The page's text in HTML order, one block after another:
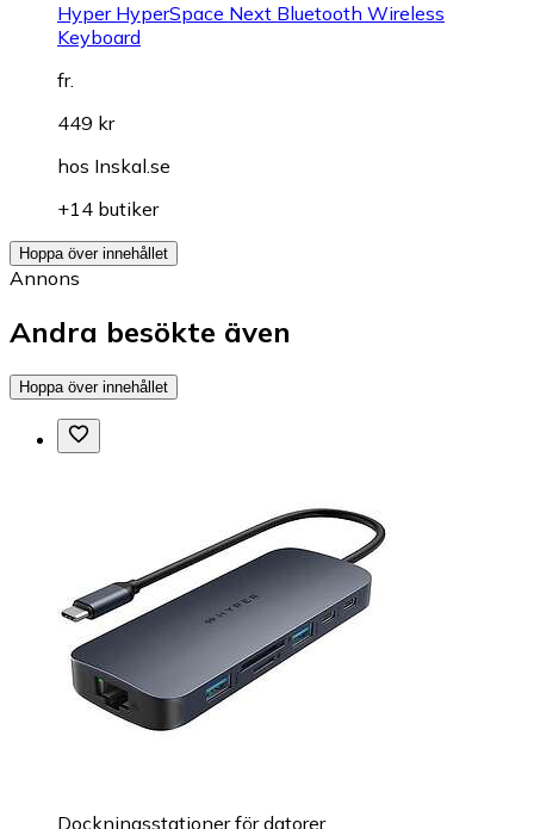
Hyper HyperSpace Next Bluetooth Wireless
Keyboard
fr.
449 kr
hos Inskal.se
+14 butiker
Hoppa över innehållet
Annons
Andra besökte även
Hoppa över innehållet
Dockningsstationer för datorer